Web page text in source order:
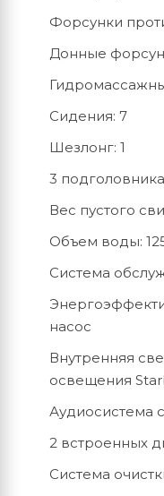
Форсунки
Донные
Сидения: 7
Шезлонг: 1
3 подголовника
Вес пустого
Объем воды:
Система
насос
Внутренняя
освещения
Аудиосистема
2 встроенных
Система